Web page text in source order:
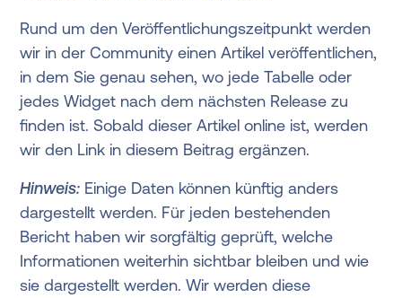
Rund um den Veröffentlichungszeitpunkt werden
wir in der Community einen Artikel veröffentlichen,
in dem Sie genau sehen, wo jede Tabelle oder
jedes Widget nach dem nächsten Release zu
finden ist. Sobald dieser Artikel online ist, werden
wir den Link in diesem Beitrag ergänzen.
Hinweis: Einige Daten können künftig anders
dargestellt werden. Für jeden bestehenden
Bericht haben wir sorgfältig geprüft, welche
Informationen weiterhin sichtbar bleiben und wie
sie dargestellt werden. Wir werden diese